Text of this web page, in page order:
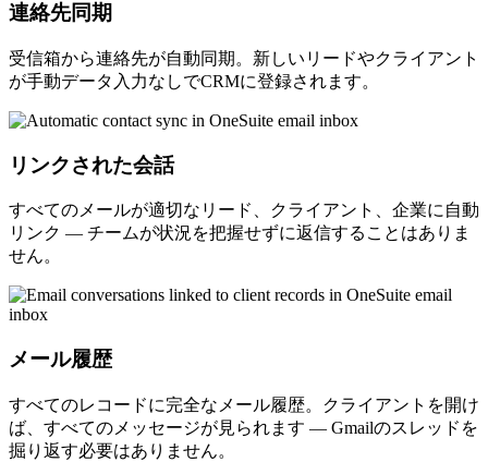
連絡先同期
受信箱から連絡先が自動同期。新しいリードやクライアント
が手動データ入力なしでCRMに登録されます。
リンクされた会話
すべてのメールが適切なリード、クライアント、企業に自動
リンク — チームが状況を把握せずに返信することはありま
せん。
メール履歴
すべてのレコードに完全なメール履歴。クライアントを開け
ば、すべてのメッセージが見られます — Gmailのスレッドを
掘り返す必要はありません。